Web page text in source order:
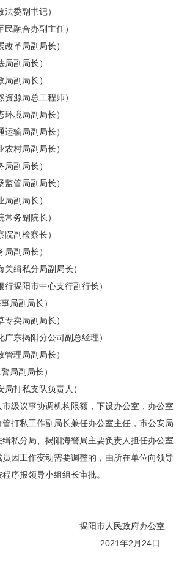
委副书记）
融合办副主任）
革局副局长）
副局长）
副局长）
源局总工程师）
境局副局长）
输局副局长）
村局副局长）
副局长）
管局副局长）
副局长）
务副院长）
副检察长）
局副局长）
缉私分局副局长）
揭阳市中心支行副行长）
副局长）
卖局副局长）
东揭阳分公司副总经理）
管理局副局长）
副局长）
打私支队负责人）
议事协调机构限额，下设办公室，办公室
打私工作副局长兼任办公室主任，市公安局
私分局、揭阳海警局主要负责人担任办公室
因工作变动需要调整的，由所在单位向领导
序报领导小组组长审批。
揭阳市人民政府办公室
2021年2月24日